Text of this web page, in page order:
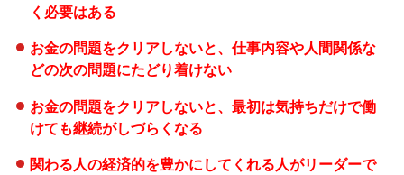
く必要はある
お金の問題をクリアしないと、仕事内容や人間関係な
どの次の問題にたどり着けない
お金の問題をクリアしないと、最初は気持ちだけで働
けても継続がしづらくなる
関わる人の経済的を豊かにしてくれる人がリーダーで